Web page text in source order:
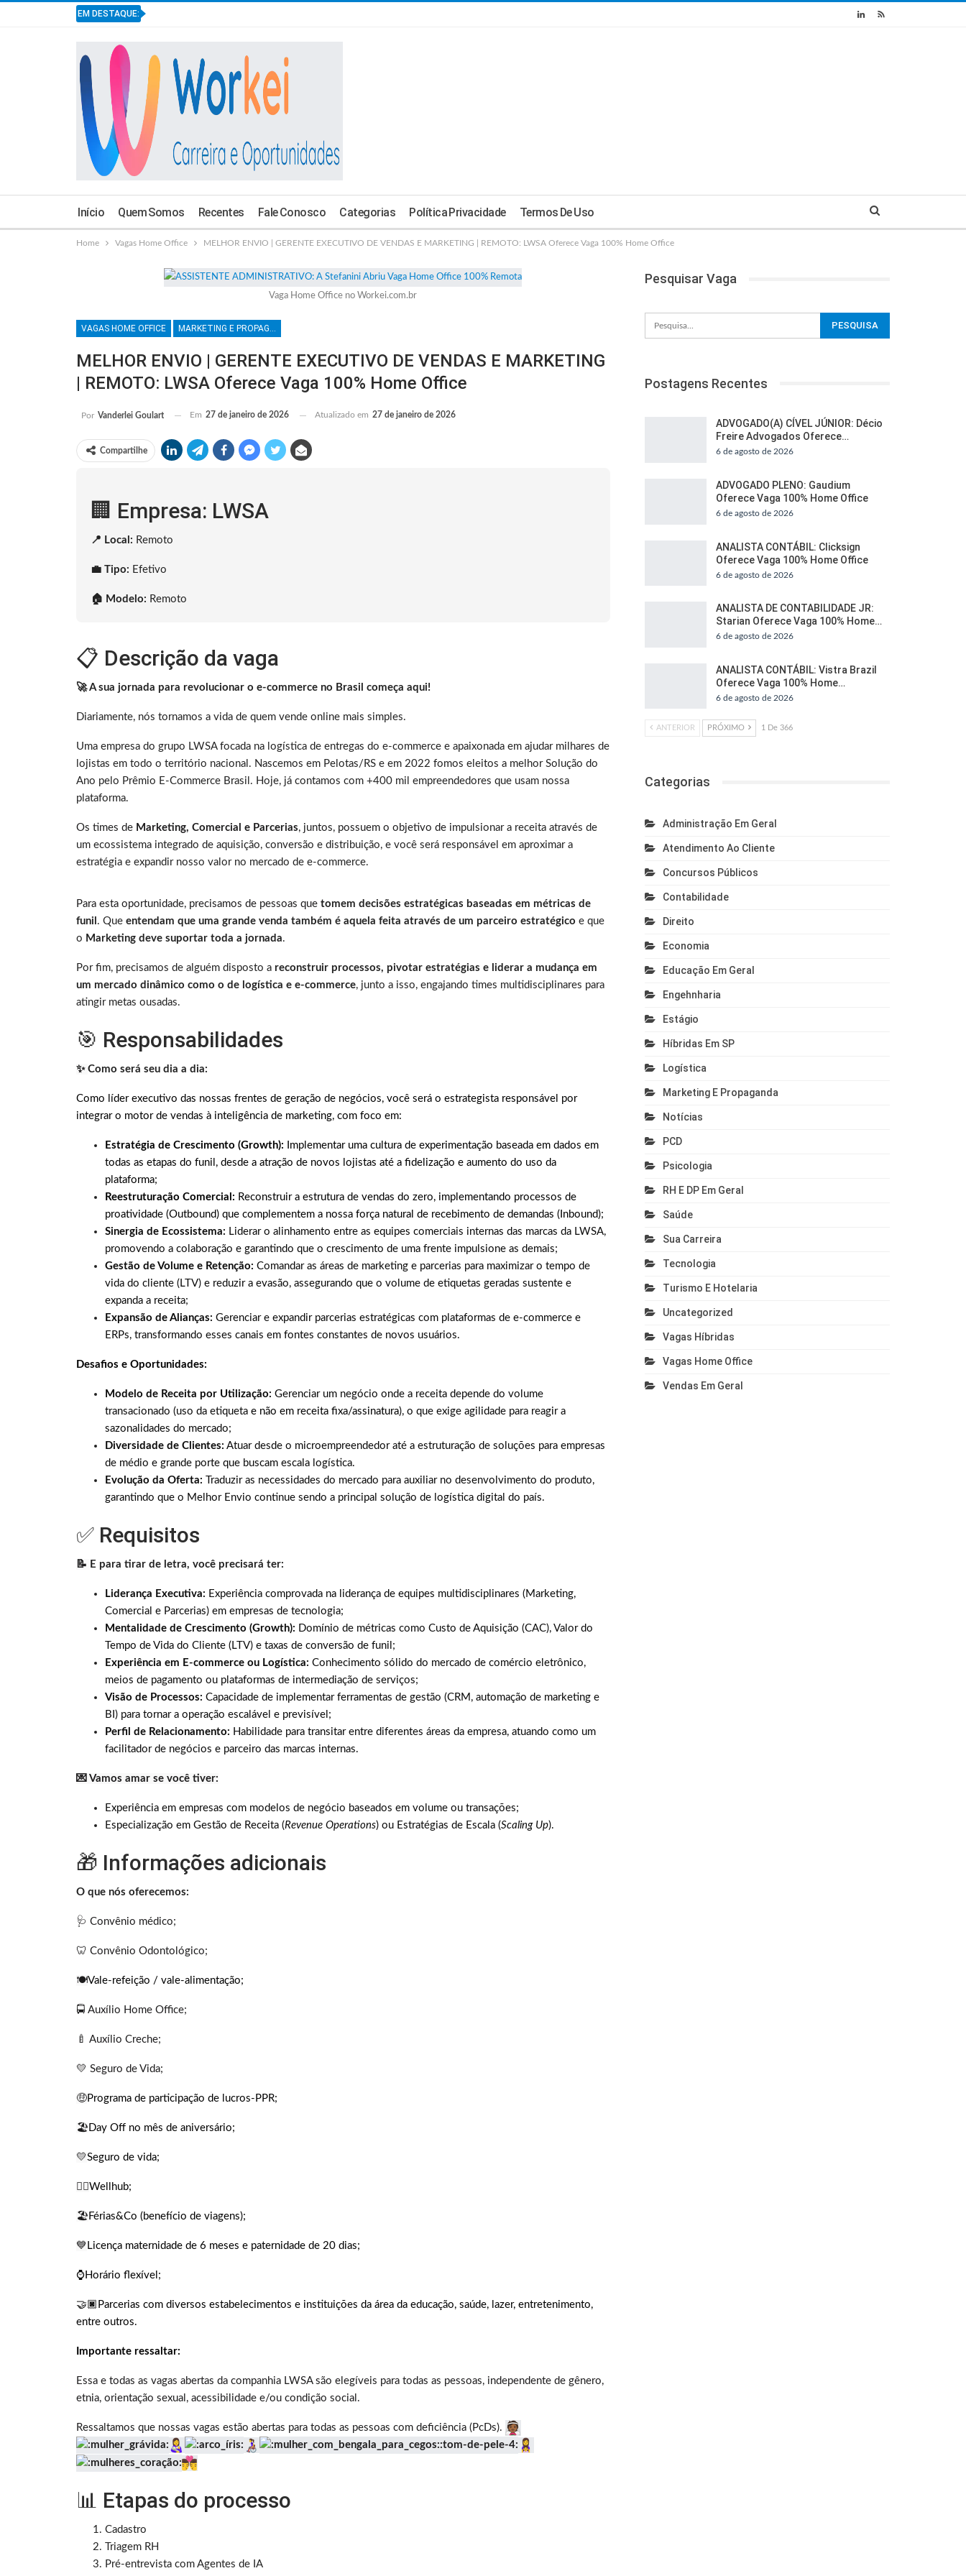
EM DESTAQUE:
Início Quem Somos Recentes Fale Conosco Categorias Política Privacidade Termos De Uso
Home Vagas Home Office MELHOR ENVIO | GERENTE EXECUTIVO DE VENDAS E MARKETING | REMOTO: LWSA Oferece Vaga 100% Home Office
Vaga Home Office no Workei.com.br
VAGAS HOME OFFICE MARKETING E PROPAGANDA
MELHOR ENVIO | GERENTE EXECUTIVO DE VENDAS E MARKETING
| REMOTO: LWSA Oferece Vaga 100% Home Office
Por Vanderlei Goulart Em 27 de janeiro de 2026 Atualizado em 27 de janeiro de 2026
Compartilhe
🏢 Empresa: LWSA
📍 Local: Remoto
💼 Tipo: Efetivo
🏠 Modelo: Remoto
📋 Descrição da vaga
🚀 A sua jornada para revolucionar o e-commerce no Brasil começa aqui!
Diariamente, nós tornamos a vida de quem vende online mais simples.
Uma empresa do grupo LWSA focada na logística de entregas do e-commerce e apaixonada em ajudar milhares de
lojistas em todo o território nacional. Nascemos em Pelotas/RS e em 2022 fomos eleitos a melhor Solução do
Ano pelo Prêmio E-Commerce Brasil. Hoje, já contamos com +400 mil empreendedores que usam nossa
plataforma.
Os times de Marketing, Comercial e Parcerias, juntos, possuem o objetivo de impulsionar a receita através de
um ecossistema integrado de aquisição, conversão e distribuição, e você será responsável em aproximar a
estratégia e expandir nosso valor no mercado de e-commerce.
Para esta oportunidade, precisamos de pessoas que tomem decisões estratégicas baseadas em métricas de
funil . Que entendam que uma grande venda também é aquela feita através de um parceiro estratégico e que
o Marketing deve suportar toda a jornada.
Por fim, precisamos de alguém disposto a reconstruir processos, pivotar estratégias e liderar a mudança em
um mercado dinâmico como o de logística e e-commerce, junto a isso, engajando times multidisciplinares para
atingir metas ousadas.
🎯 Responsabilidades
✨ Como será seu dia a dia:
Como líder executivo das nossas frentes de geração de negócios, você será o estrategista responsável por
integrar o motor de vendas à inteligência de marketing, com foco em:
Estratégia de Crescimento (Growth): Implementar uma cultura de experimentação baseada em dados em
todas as etapas do funil, desde a atração de novos lojistas até a fidelização e aumento do uso da
plataforma;
Reestruturação Comercial: Reconstruir a estrutura de vendas do zero, implementando processos de
proatividade (Outbound) que complementem a nossa força natural de recebimento de demandas (Inbound);
Sinergia de Ecossistema: Liderar o alinhamento entre as equipes comerciais internas das marcas da LWSA,
promovendo a colaboração e garantindo que o crescimento de uma frente impulsione as demais;
Gestão de Volume e Retenção: Comandar as áreas de marketing e parcerias para maximizar o tempo de
vida do cliente (LTV) e reduzir a evasão, assegurando que o volume de etiquetas geradas sustente e
expanda a receita;
Expansão de Alianças: Gerenciar e expandir parcerias estratégicas com plataformas de e-commerce e
ERPs, transformando esses canais em fontes constantes de novos usuários.
Desafios e Oportunidades:
Modelo de Receita por Utilização: Gerenciar um negócio onde a receita depende do volume
transacionado (uso da etiqueta e não em receita fixa/assinatura), o que exige agilidade para reagir a
sazonalidades do mercado;
Diversidade de Clientes: Atuar desde o microempreendedor até a estruturação de soluções para empresas
de médio e grande porte que buscam escala logística.
Evolução da Oferta: Traduzir as necessidades do mercado para auxiliar no desenvolvimento do produto,
garantindo que o Melhor Envio continue sendo a principal solução de logística digital do país.
✅ Requisitos
📝 E para tirar de letra, você precisará ter:
Liderança Executiva: Experiência comprovada na liderança de equipes multidisciplinares (Marketing,
Comercial e Parcerias) em empresas de tecnologia;
Mentalidade de Crescimento (Growth): Domínio de métricas como Custo de Aquisição (CAC), Valor do
Tempo de Vida do Cliente (LTV) e taxas de conversão de funil;
Experiência em E-commerce ou Logística: Conhecimento sólido do mercado de comércio eletrônico,
meios de pagamento ou plataformas de intermediação de serviços;
Visão de Processos: Capacidade de implementar ferramentas de gestão (CRM, automação de marketing e
BI) para tornar a operação escalável e previsível;
Perfil de Relacionamento: Habilidade para transitar entre diferentes áreas da empresa, atuando como um
facilitador de negócios e parceiro das marcas internas.
💌 Vamos amar se você tiver:
Experiência em empresas com modelos de negócio baseados em volume ou transações;
Especialização em Gestão de Receita (Revenue Operations) ou Estratégias de Escala (Scaling Up).
🎁 Informações adicionais
O que nós oferecemos:
🩺 Convênio médico;
🦷 Convênio Odontológico;
🍽️Vale-refeição / vale-alimentação;
🚍 Auxílio Home Office;
🍼 Auxílio Creche;
💛 Seguro de Vida;
🤑Programa de participação de lucros-PPR;
🏖️ Day Off no mês de aniversário;
💛Seguro de vida;
🏋️‍♀️Wellhub;
🏖️ Férias&Co (benefício de viagens);
💙 Licença maternidade de 6 meses e paternidade de 20 dias;
⌚Horário flexível;
🤝🏿Parcerias com diversos estabelecimentos e instituições da área da educação, saúde, lazer, entretenimento,
entre outros.
Importante ressaltar:
Essa e todas as vagas abertas da companhia LWSA são elegíveis para todas as pessoas, independente de gênero,
etnia, orientação sexual, acessibilidade e/ou condição social.
Ressaltamos que nossas vagas estão abertas para todas as pessoas com deficiência (PcDs).
📊 Etapas do processo
Cadastro
Triagem RH
Pré-entrevista com Agentes de IA
Pesquisar Vaga
Postagens Recentes
ADVOGADO(A) CÍVEL JÚNIOR: Décio
Freire Advogados Oferece…
6 de agosto de 2026
ADVOGADO PLENO: Gaudium
Oferece Vaga 100% Home Office
6 de agosto de 2026
ANALISTA CONTÁBIL: Clicksign
Oferece Vaga 100% Home Office
6 de agosto de 2026
ANALISTA DE CONTABILIDADE JR:
Starian Oferece Vaga 100% Home…
6 de agosto de 2026
ANALISTA CONTÁBIL: Vistra Brazil
Oferece Vaga 100% Home…
6 de agosto de 2026
ANTERIOR PRÓXIMO 1 De 366
Categorias
Administração Em Geral
Atendimento Ao Cliente
Concursos Públicos
Contabilidade
Direito
Economia
Educação Em Geral
Engehnharia
Estágio
Híbridas Em SP
Logística
Marketing E Propaganda
Notícias
PCD
Psicologia
RH E DP Em Geral
Saúde
Sua Carreira
Tecnologia
Turismo E Hotelaria
Uncategorized
Vagas Híbridas
Vagas Home Office
Vendas Em Geral